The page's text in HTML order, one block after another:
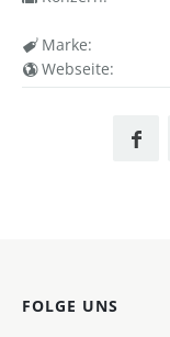
Marke:
Webseite:
FOLGE UNS